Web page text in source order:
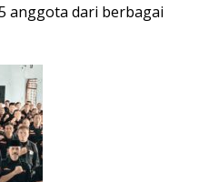
anggota dari berbagai